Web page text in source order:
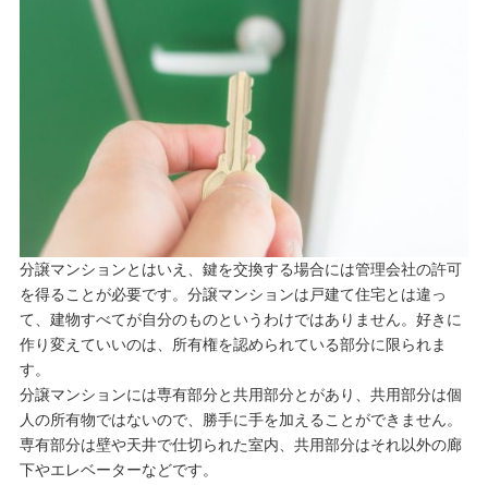
分譲マンションとはいえ、鍵を交換する場合には管理会社の許可
を得ることが必要です。分譲マンションは戸建て住宅とは違っ
て、建物すべてが自分のものというわけではありません。好きに
作り変えていいのは、所有権を認められている部分に限られま
す。
分譲マンションには専有部分と共用部分とがあり、共用部分は個
人の所有物ではないので、勝手に手を加えることができません。
専有部分は壁や天井で仕切られた室内、共用部分はそれ以外の廊
下やエレベーターなどです。